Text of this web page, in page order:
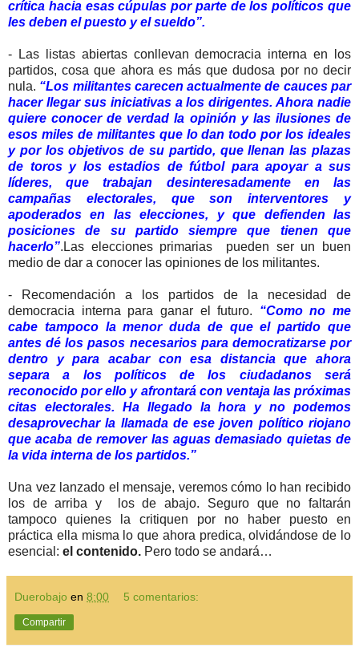
crítica hacia esas cúpulas por parte de los políticos que
les deben el puesto y el sueldo”.
- Las listas abiertas conllevan democracia interna en los
partidos, cosa que ahora es más que dudosa por no decir
nula. “Los militantes carecen actualmente de cauces par
hacer llegar sus iniciativas a los dirigentes. Ahora nadie
quiere conocer de verdad la opinión y las ilusiones de
esos miles de militantes que lo dan todo por los ideales
y por los objetivos de su partido, que llenan las plazas
de toros y los estadios de fútbol para apoyar a sus
líderes, que trabajan desinteresadamente en las
campañas electorales, que son interventores y
apoderados en las elecciones, y que defienden las
posiciones de su partido siempre que tienen que
hacerlo”.Las elecciones primarias pueden ser un buen
medio de dar a conocer las opiniones de los militantes.
- Recomendación a los partidos de la necesidad de
democracia interna para ganar el futuro. “Como no me
cabe tampoco la menor duda de que el partido que
antes dé los pasos necesarios para democratizarse por
dentro y para acabar con esa distancia que ahora
separa a los políticos de los ciudadanos será
reconocido por ello y afrontará con ventaja las próximas
citas electorales. Ha llegado la hora y no podemos
desaprovechar la llamada de ese joven político riojano
que acaba de remover las aguas demasiado quietas de
la vida interna de los partidos.”
Una vez lanzado el mensaje, veremos cómo lo han recibido
los de arriba y los de abajo. Seguro que no faltarán
tampoco quienes la critiquen por no haber puesto en
práctica ella misma lo que ahora predica, olvidándose de lo
esencial: el contenido. Pero todo se andará…
Duerobajo en 8:00 5 comentarios:
Compartir